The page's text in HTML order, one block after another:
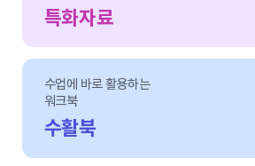
특화자료
수업에 바로 활용하는
워크북
수활북